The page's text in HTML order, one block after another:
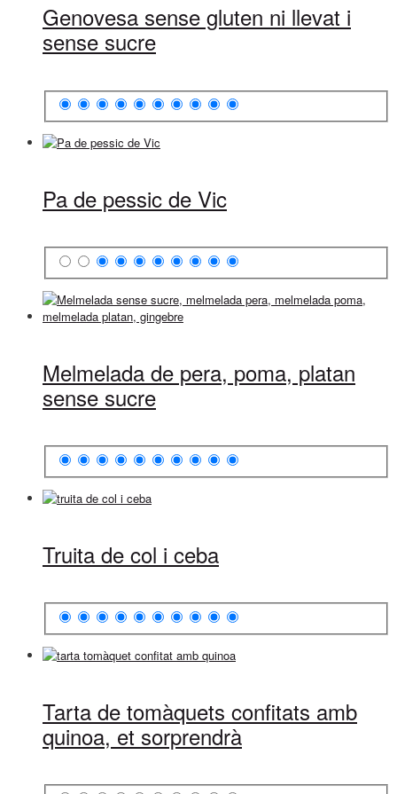
Genovesa sense gluten ni llevat i
sense sucre
Pa de pessic de Vic
Melmelada de pera, poma, platan
sense sucre
Truita de col i ceba
Tarta de tomàquets confitats amb
quinoa, et sorprendrà